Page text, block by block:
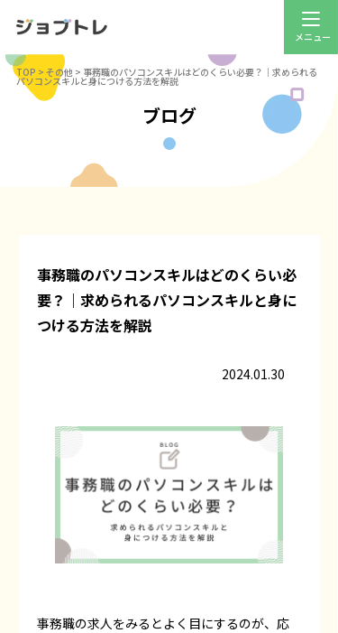
TOP > その他> 事務職のパソコンスキルはどのくらい必要？｜求められる
パソコンスキルと身につける方法を解説
ブログ
事務職のパソコンスキルはどのくらい必
要？｜求められるパソコンスキルと身に
つける方法を解説
2024.01.30
事務職の求人をみるとよく目にするのが、応